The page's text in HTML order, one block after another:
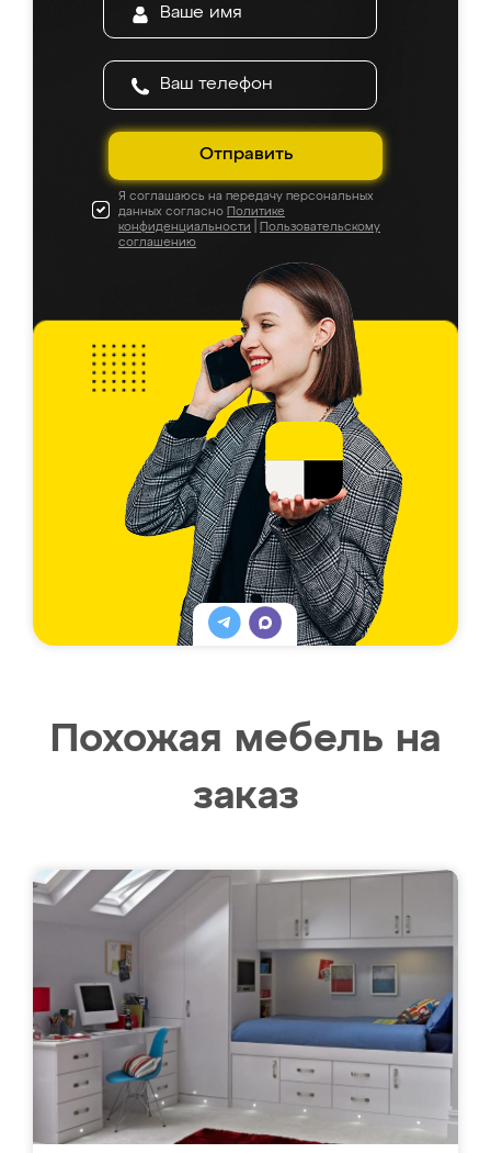
Отправить
Я соглашаюсь на передачу персональных
данных согласно Политике
конфиденциальности
Пользовательскому
соглашению
Похожая мебель на
заказ